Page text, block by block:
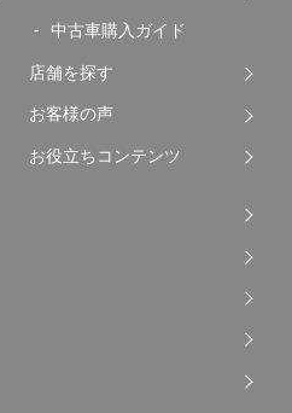
中古車購入ガイド
店舗を探す
お客様の声
お役立ちコンテンツ